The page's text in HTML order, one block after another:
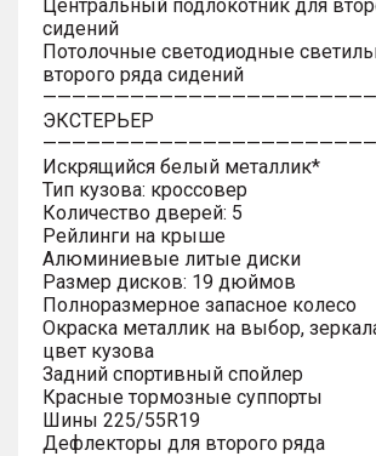
Центральный подлокотник для
сидений
Потолочные светодиодные
второго ряда сидений
ЭКСТЕРЬЕР
Искрящийся белый металлик*
Тип кузова: кроссовер
Количество дверей: 5
Рейлинги на крыше
Алюминиевые литые диски
Размер дисков: 19 дюймов
Полноразмерное запасное колесо
Окраска металлик на выбор,
цвет кузова
Задний спортивный спойлер
Красные тормозные суппорты
Шины 225/55R19
Дефлекторы для второго ряда